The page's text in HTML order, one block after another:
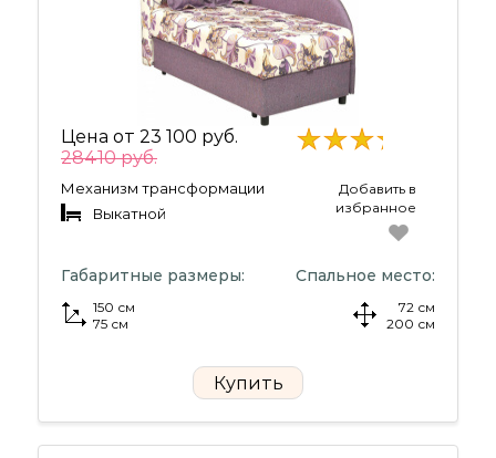
Цена от 23 100 руб.
28410 руб.
Механизм трансформации
Выкатной
Добавить в
избранное
Габаритные размеры:
150 см
75 см
Спальное место:
72 см
200 см
Купить